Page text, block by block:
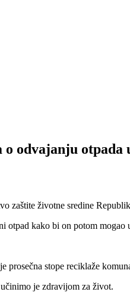
odvajanju
životne sredine
kako bi on potom mogao
stope reciklaže
je zdravijom za život.